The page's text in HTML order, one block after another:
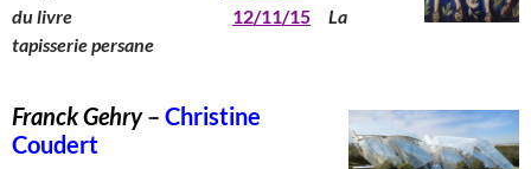
du livre 12/11/15 La
tapisserie persane
Franck Gehry– Christine
Coudert